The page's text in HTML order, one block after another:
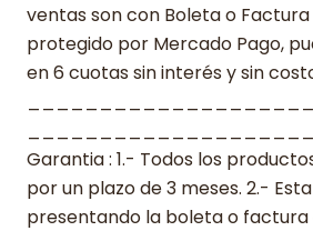
ventas son con Boleta o
protegido por Mercado Pago,
en 6 cuotas sin interés y sin
Garantia : 1.- Todos los
por un plazo de 3 meses. 2.-
presentando la boleta o factura